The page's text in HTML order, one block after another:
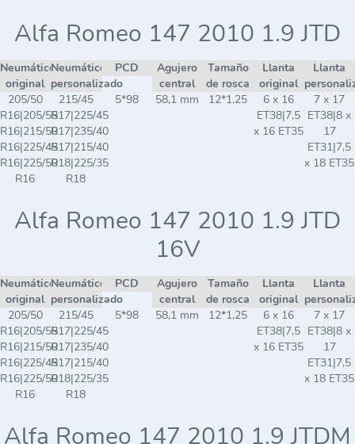
Alfa Romeo 147 2010 1.9 JTD
Neumático
original
Neumático
personalizado
PCD
Agujero
central
Tamaño
de rosca
Llanta
original
Llanta
205/50
R16|205/55
R16|215/50
R16|225/45
R16|225/50
R16
215/45
R17|225/45
R17|235/40
R17|215/40
R18|225/35
R18
5*98 58,1 mm 12*1,25
6 x 16
ET38|7,5
x 16 ET35
7 x 17
ET38|8 x
17
ET31|7,5
x 18 ET35
Alfa Romeo 147 2010 1.9 JTD
16V
Neumático
original
Neumático
personalizado
PCD
Agujero
central
Tamaño
de rosca
Llanta
original
Llanta
205/50
R16|205/55
R16|215/50
R16|225/45
R16|225/50
R16
215/45
R17|225/45
R17|235/40
R17|215/40
R18|225/35
R18
5*98 58,1 mm 12*1,25
6 x 16
ET38|7,5
x 16 ET35
7 x 17
ET38|8 x
17
ET31|7,5
x 18 ET35
Alfa Romeo 147 2010 1.9 JTDM